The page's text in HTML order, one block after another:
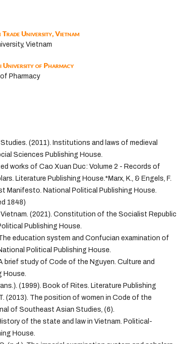
Trade University, Vietnam
Vietnam
University of Pharmacy
Pharmacy
(2011). Institutions and laws of medieval
Sciences Publishing House.
works of Cao Xuan Duc: Volume 2 - Records of
Literature Publishing House.*Marx, K., & Engels, F.
Manifesto. National Political Publishing House.
1848)
(2021). Constitution of the Socialist Republic
Publishing House.
education system and Confucian examination of
Political Publishing House.
brief study of Code of the Nguyen. Culture and
House.
(1999). Book of Rites. Literature Publishing
(2013). The position of women in Code of the
of Southeast Asian Studies, (6).
of the state and law in Vietnam. Political-
House.